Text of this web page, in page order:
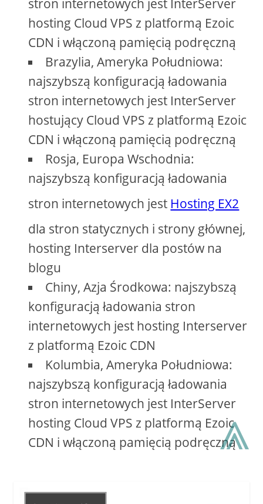
stron internetowych jest InterServer
hosting Cloud VPS z platformą Ezoic
CDN i włączoną pamięcią podręczną
Brazylia, Ameryka Południowa:
najszybszą konfiguracją ładowania
stron internetowych jest InterServer
hostujący Cloud VPS z platformą Ezoic
CDN i włączoną pamięcią podręczną
Rosja, Europa Wschodnia:
najszybszą konfiguracją ładowania
stron internetowych jest Hosting EX2
dla stron statycznych i strony głównej,
hosting Interserver dla postów na
blogu
Chiny, Azja Środkowa: najszybszą
konfiguracją ładowania stron
internetowych jest hosting Interserver
z platformą Ezoic CDN
Kolumbia, Ameryka Południowa:
najszybszą konfiguracją ładowania
stron internetowych jest InterServer
hosting Cloud VPS z platformą Ezoic
CDN i włączoną pamięcią podręczną
⩓